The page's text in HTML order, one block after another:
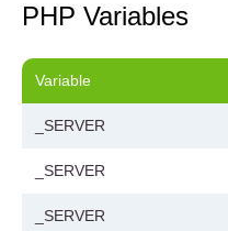
PHP Variables
Variable
_SERVER
_SERVER
_SERVER